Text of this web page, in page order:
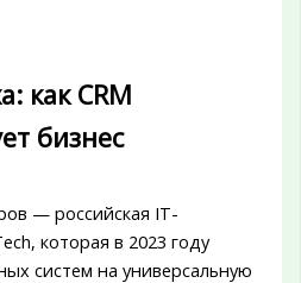
как CRM
бизнес
— российская IT-
которая в 2023 году
систем на универсальную